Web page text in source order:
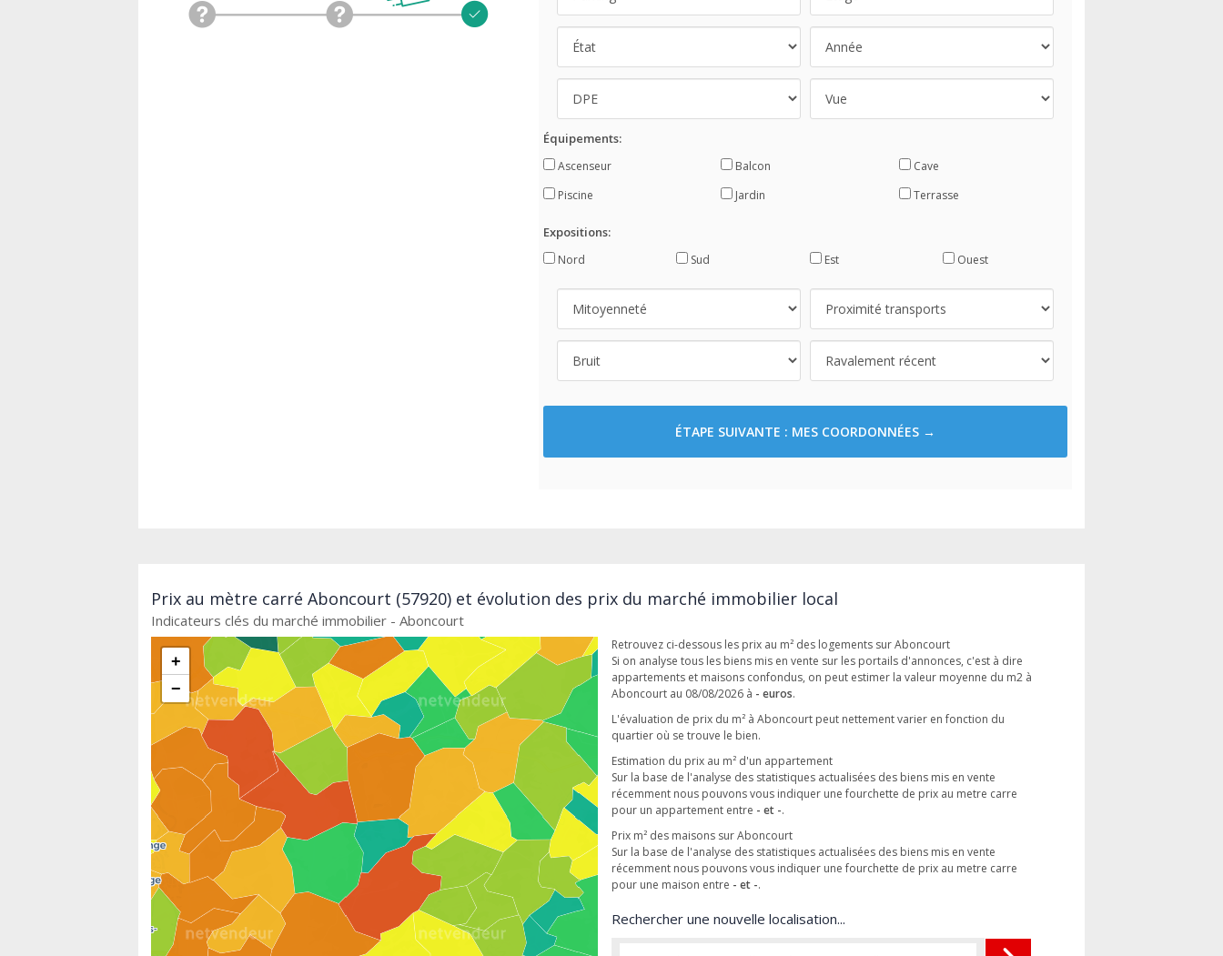
Équipements:
Ascenseur Balcon
Cave
Piscine
Jardin Terrasse
Expositions:
Nord Sud Est Ouest
ÉTAPE SUIVANTE : MES COORDONNÉES →
Prix au mètre carré Aboncourt (57920) et évolution des prix du marché immobilier local
Indicateurs clés du marché immobilier - Aboncourt
+
−
Retrouvez ci-dessous les prix au m² des logements sur Aboncourt
Si on analyse tous les biens mis en vente sur les portails d'annonces, c'est à dire
appartements et maisons confondus, on peut estimer la valeur moyenne du m2 à
Aboncourt au 08/08/2026 à - euros.
L'évaluation de prix du m² à Aboncourt peut nettement varier en fonction du
quartier où se trouve le bien.
Estimation du prix au m² d'un appartement
Sur la base de l'analyse des statistiques actualisées des biens mis en vente
récemment nous pouvons vous indiquer une fourchette de prix au metre carre
pour un appartement entre - et -.
Prix m² des maisons sur Aboncourt
Sur la base de l'analyse des statistiques actualisées des biens mis en vente
récemment nous pouvons vous indiquer une fourchette de prix au metre carre
pour une maison entre - et -.
Rechercher une nouvelle localisation...